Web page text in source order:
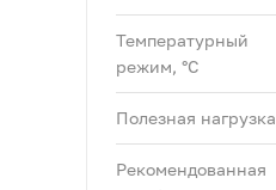
Температурный
режим, °C
Полезная нагрузка
Рекомендованная